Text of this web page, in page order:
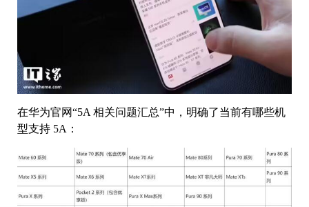
在华为官网“5A 相关问题汇总”中，明确了当前有哪些机
型支持 5A：